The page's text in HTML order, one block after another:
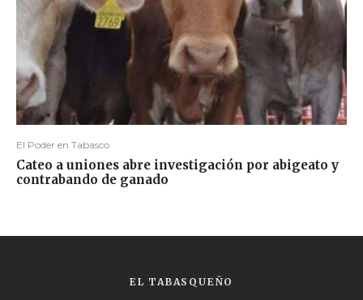
El Poder en Tabasco
Cateo a uniones abre investigación por abigeato y
contrabando de ganado
EL TABASQUEÑO